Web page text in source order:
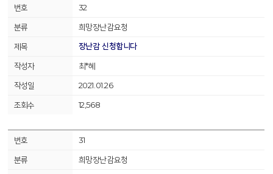
32
희망장난감요청
장난감 신청합니다
최*혜
2021.01.26
12,568
31
희망장난감요청